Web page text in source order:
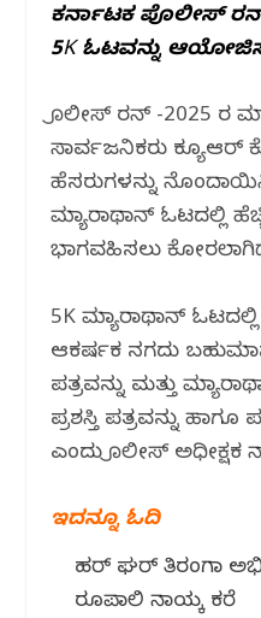
ಕರ್ನಾಟಕ ಪೊಲೀಸ್
5K ಓಟವನ್ನು
ಪೊಲೀಸ್ ರನ್ -2025 ರ
ಸಾರ್ವಜನಿಕರು ಕ್ಯೂಆ‌ರ್
ಹೆಸರುಗಳನ್ನು
ಮ್ಯಾರಾಥಾನ್ ಓಟದಲ್ಲಿ
ಭಾಗವಹಿಸಲು
5K ಮ್ಯಾರಾಥಾನ್
ಆಕರ್ಷಕ ನಗದು
ಪತ್ರವನ್ನು ಮತ್ತು
ಪ್ರಶಸ್ತಿ ಪತ್ರವನ್ನು ಹಾಗೂ
ಎಂದು ಪೊಲೀಸ್ ಅಧೀಕ್ಷಕ
ಇದನ್ನೂ ಓದಿ
ಹರ್ ಘರ್ ತಿರಂಗಾ
ರೂಪಾಲಿ ನಾಯ್ಕ ಕರೆ